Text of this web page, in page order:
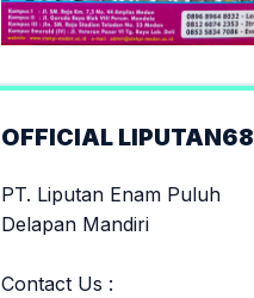
OFFICIAL LIPUTAN68
PT. Liputan Enam Puluh
Delapan Mandiri
Contact Us :